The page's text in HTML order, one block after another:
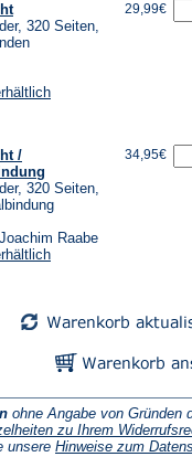
320 Seiten,
29,99€
/
320 Seiten,
Raabe
34,95€
ohne Angabe von Gründen
zu Ihrem
unsere Hinweise zum